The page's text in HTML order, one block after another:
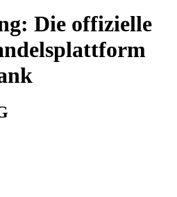
Die offizielle